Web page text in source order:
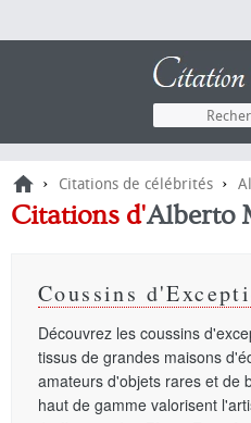
› Citations de célébrités ›
Citations d'Alberto
Coussins
Découvrez les coussins
tissus de grandes maisons
amateurs d'objets rares et de
haut de gamme valorisent